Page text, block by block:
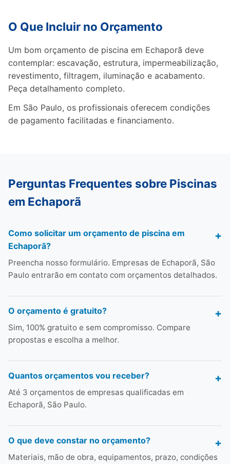
O Que Incluir no Orçamento
Um bom orçamento de piscina em Echaporã deve
contemplar: escavação, estrutura, impermeabilização,
revestimento, filtragem, iluminação e acabamento.
Peça detalhamento completo.
Em São Paulo, os profissionais oferecem condições
de pagamento facilitadas e financiamento.
Perguntas Frequentes sobre Piscinas
em Echaporã
Como solicitar um orçamento de piscina em
Echaporã?
Preencha nosso formulário. Empresas de Echaporã, São
Paulo entrarão em contato com orçamentos detalhados.
O orçamento é gratuito?
Sim, 100% gratuito e sem compromisso. Compare
propostas e escolha a melhor.
Quantos orçamentos vou receber?
Até 3 orçamentos de empresas qualificadas em
Echaporã, São Paulo.
O que deve constar no orçamento?
Materiais, mão de obra, equipamentos, prazo, condições